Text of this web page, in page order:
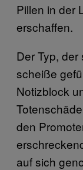
Pillen in der
erschaffen.
Der Typ,
scheiße
Notizblock
den
auf sich